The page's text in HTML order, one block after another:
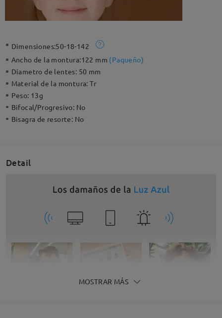
Dimensiones:50-18-142
Ancho de la montura:122 mm (Paqueño)
Diametro de lentes: 50 mm
Material de la montura:Tr
Peso: 13g
Bifocal/Progresivo: No
Bisagra de resorte: No
Detail
MOSTRAR MÁS